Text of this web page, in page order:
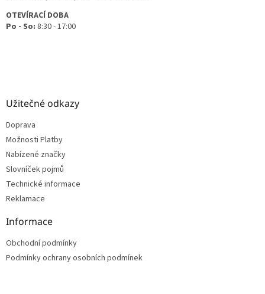
OTEVÍRACÍ DOBA
Po - So: 8:30 - 17:00
Užitečné odkazy
Doprava
Možnosti Platby
Nabízené značky
Slovníček pojmů
Technické informace
Reklamace
Informace
Obchodní podmínky
Podmínky ochrany osobních podmínek